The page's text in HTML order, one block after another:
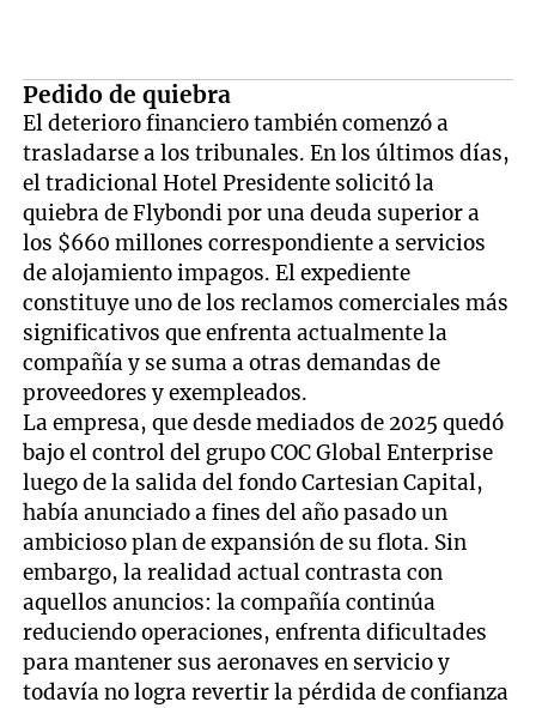
Pedido de quiebra
El deterioro financiero también comenzó a
trasladarse a los tribunales. En los últimos días,
el tradicional Hotel Presidente solicitó la
quiebra de Flybondi por una deuda superior a
los $660 millones correspondiente a servicios
de alojamiento impagos. El expediente
constituye uno de los reclamos comerciales más
significativos que enfrenta actualmente la
compañía y se suma a otras demandas de
proveedores y exempleados.
La empresa, que desde mediados de 2025 quedó
bajo el control del grupo COC Global Enterprise
luego de la salida del fondo Cartesian Capital,
había anunciado a fines del año pasado un
ambicioso plan de expansión de su flota. Sin
embargo, la realidad actual contrasta con
aquellos anuncios: la compañía continúa
reduciendo operaciones, enfrenta dificultades
para mantener sus aeronaves en servicio y
todavía no logra revertir la pérdida de confianza